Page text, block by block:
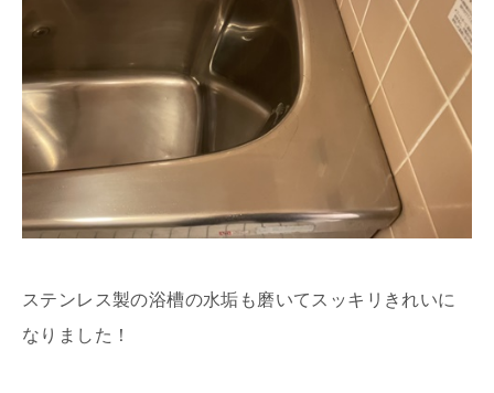
ステンレス製の浴槽の水垢も磨いてスッキリきれいに
なりました！